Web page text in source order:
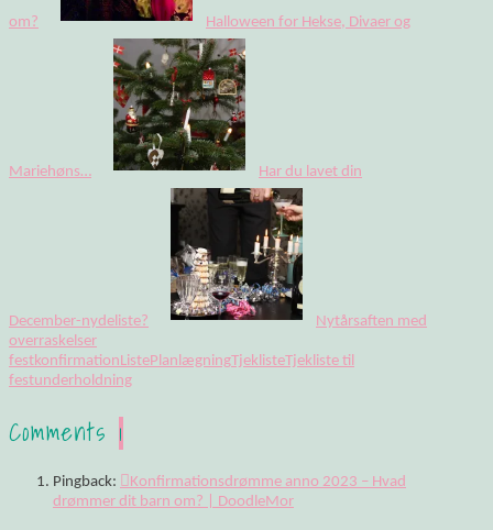
om? Halloween for Hekse, Divaer og
Mariehøns… Har du lavet din
December-nydeliste?
Nytårsaften med
overraskelser
festkonfirmationListePlanlægningTjeklisteTjekliste til
festunderholdning
Comments 1
Pingback:
Konfirmationsdrømme anno 2023 – Hvad
drømmer dit barn om? | DoodleMor